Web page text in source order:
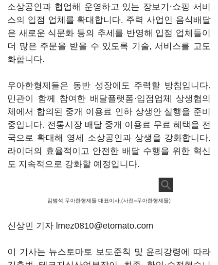
소상공인과 협업해 운영하고 있는 장보기·쇼핑 서비
스의 입점 업체를 확대합니다. 주력 사업인 음식배달
은 새로운 식문화 등의 추세를 반영해 입점 업체들이
더 많은 주문을 받을 수 있도록 기술, 서비스를 고도
화합니다.
우아한형제들은 동반 성장에도 주력할 방침입니다.
민관이 함께 참여한 배달플랫폼·입점업체 상생협의
체에서 합의된 중개 이용료 인하 상생안 실행을 준비
중입니다. 전통시장 배달 중개 이용료 무료 혜택을 전
국으로 확대해 영세 소상공인과 상생을 강화합니다.
라이더의 효율적이고 안전한 배달 수행을 위한 혁신
도 지속적으로 강화할 예정입니다.
김범석 우아한형제들 대표이사.(사진=우아한형제들)
신상민 기자 lmez0810@etomato.com
이 기사는 뉴스토마토 보도준칙 및 윤리강령에 따라